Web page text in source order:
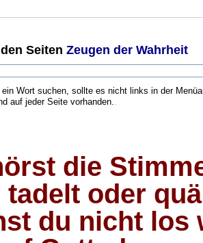
Seiten Zeugen der Wahrheit
ein Wort suchen, sollte es nicht links in der
auf jeder Seite vorhanden..
die
tadelt oder
du nicht los